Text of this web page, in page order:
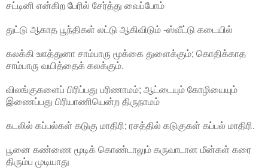
சட்டினி என்கிற பேரில் சேர்த்து வைப்போம்
துட்டு ஆகாத பூந்திகள் லட்டு ஆகிவிடும் -ஸ்வீட்டு கடையில்
கலக்கி ஊத்துனா சாம்பாரு மூக்கை துளைக்கும்; கொதிக்காத
சாம்பாரு வயித்தைக் கலக்கும்.
விலங்குகளைப் பிரிப்பது பரிணாமம்; ஆட்டையும் கோழியையும்
இணைப்பது பிரியாணியென்ற திருநாமம்
கடலில் கப்பல்கள் கடுகு மாதிரி; ரசத்தில் கடுகுகள் கப்பல் மாதிரி.
பூனை கண்ணை மூடிக் கொண்டாலும் கருவாடான மீன்கள் கரை
திரும்ப முடியாது